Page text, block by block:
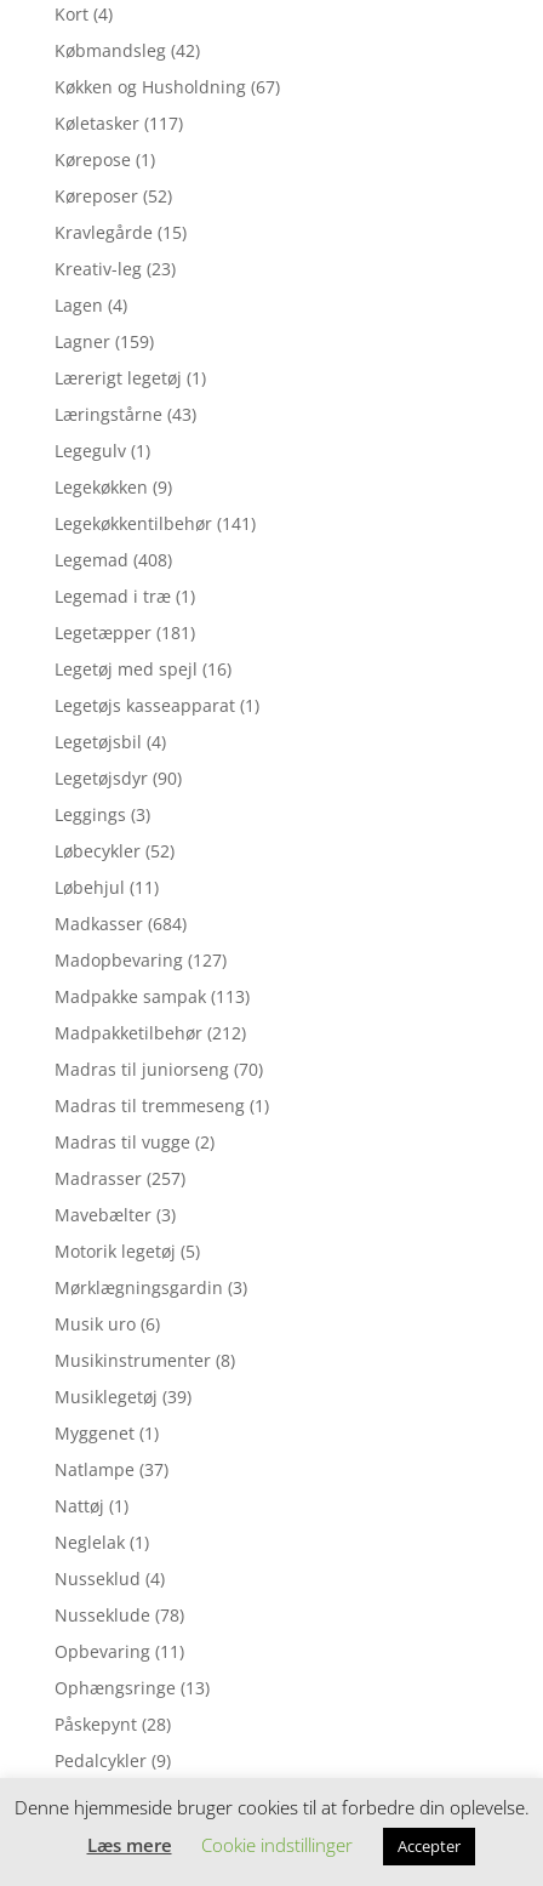
Kort (4)
Købmandsleg (42)
Køkken og Husholdning (67)
Køletasker (117)
Kørepose (1)
Køreposer (52)
Kravlegårde (15)
Kreativ-leg (23)
Lagen (4)
Lagner (159)
Lærerigt legetøj (1)
Læringstårne (43)
Legegulv (1)
Legekøkken (9)
Legekøkkentilbehør (141)
Legemad (408)
Legemad i træ (1)
Legetæpper (181)
Legetøj med spejl (16)
Legetøjs kasseapparat (1)
Legetøjsbil (4)
Legetøjsdyr (90)
Leggings (3)
Løbecykler (52)
Løbehjul (11)
Madkasser (684)
Madopbevaring (127)
Madpakke sampak (113)
Madpakketilbehør (212)
Madras til juniorseng (70)
Madras til tremmeseng (1)
Madras til vugge (2)
Madrasser (257)
Mavebælter (3)
Motorik legetøj (5)
Mørklægningsgardin (3)
Musik uro (6)
Musikinstrumenter (8)
Musiklegetøj (39)
Myggenet (1)
Natlampe (37)
Nattøj (1)
Neglelak (1)
Nusseklud (4)
Nusseklude (78)
Opbevaring (11)
Ophængsringe (13)
Påskepynt (28)
Pedalcykler (9)
Perleplader
(49)
Perler
Denne hjemmeside bruger cookies til at forbedre din oplevelse.
Læs mere
Cookie indstillinger Accepter